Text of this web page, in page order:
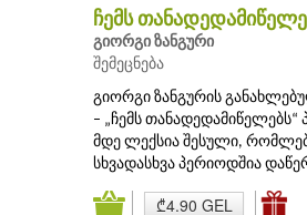
ჩემს
გიორგი ზანგური
შემეცნება
გიორგი ზანგურის
– „ჩემს თანადედამიწელებს“
მდე ლექსია შესული,
სხვადასხვა პერიოდშია
₾4.90 GEL